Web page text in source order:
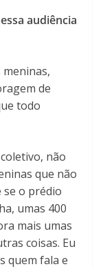
audiência
meninas,
de
todo
não
que não
o prédio
umas 400
mais umas
coisas. Eu
quem fala e